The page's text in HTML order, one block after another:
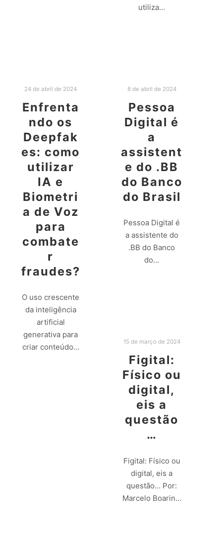
utiliza…
24 de abril de 2024
Enfrenta
ndo os
Deepfak
es: como
utilizar
IA e
Biometri
a de Voz
para
combate
r
fraudes?
O uso crescente
da inteligência
artificial
generativa para
criar conteúdo…
8 de abril de 2024
Pessoa
Digital é
a
assistent
e do .BB
do Banco
do Brasil
Pessoa Digital é
a assistente do
.BB do Banco
do…
15 de março de 2024
Figital:
Físico ou
digital,
eis a
questão
…
Figital: Físico ou
digital, eis a
questão… Por:
Marcelo Boarin…